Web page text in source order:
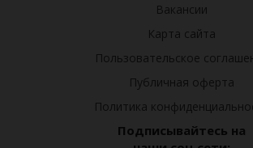
Вакансии
Карта сайта
Пользовательское
Публичная оферта
Политика
Подписывайтесь на